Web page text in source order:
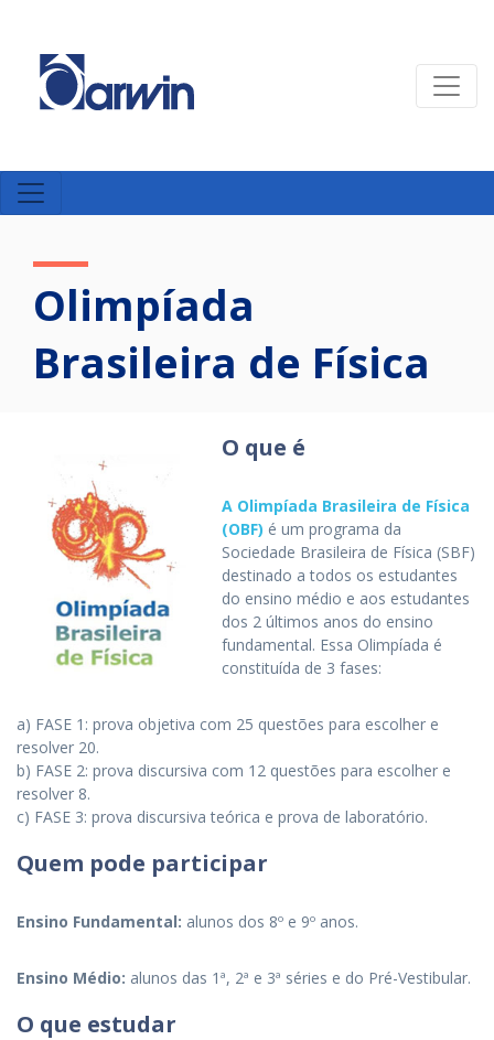
Olimpíada
Brasileira de Física
O que é
A Olimpíada Brasileira de Física
(OBF) é um programa da
Sociedade Brasileira de Física (SBF)
destinado a todos os estudantes
do ensino médio e aos estudantes
dos 2 últimos anos do ensino
fundamental. Essa Olimpíada é
constituída de 3 fases:
a) FASE 1: prova objetiva com 25 questões para escolher e
resolver 20.
b) FASE 2: prova discursiva com 12 questões para escolher e
resolver 8.
c) FASE 3: prova discursiva teórica e prova de laboratório.
Quem pode participar
Ensino Fundamental: alunos dos 8º e 9º anos.
Ensino Médio: alunos das 1ª, 2ª e 3ª séries e do Pré-Vestibular.
O que estudar